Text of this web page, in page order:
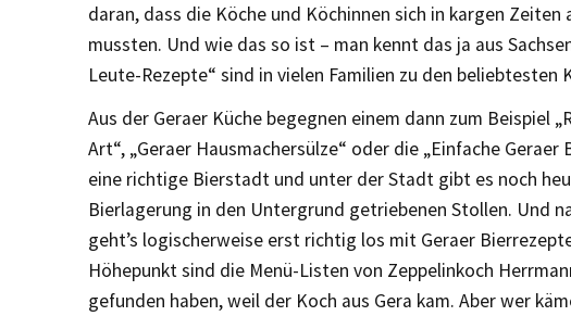
daran, dass die Köche und Köchinnen sich in kargen Zeiten
mussten. Und wie das so ist – man kennt das ja aus
Leute-Rezepte“ sind in vielen Familien zu den beliebtesten
Aus der Geraer Küche begegnen einem dann zum Beispiel
Art“, „Geraer Hausmachersülze“ oder die „Einfache Geraer
eine richtige Bierstadt und unter der Stadt gibt es noch
Bierlagerung in den Untergrund getriebenen Stollen. Und
geht’s logischerweise erst richtig los mit Geraer
Höhepunkt sind die Menü-Listen von Zeppelinkoch
gefunden haben, weil der Koch aus Gera kam. Aber wer